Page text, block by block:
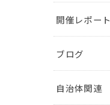
開催レポート
ブログ
自治体関連